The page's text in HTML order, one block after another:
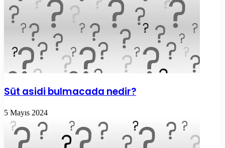
Süt asidi bulmacada nedir?
5 Mayıs 2024